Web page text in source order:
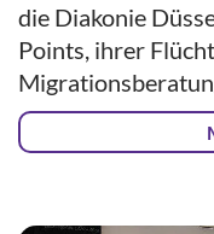
die Diakonie
Points, ihrer